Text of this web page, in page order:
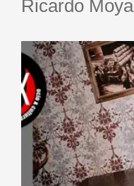
Ricardo Moya